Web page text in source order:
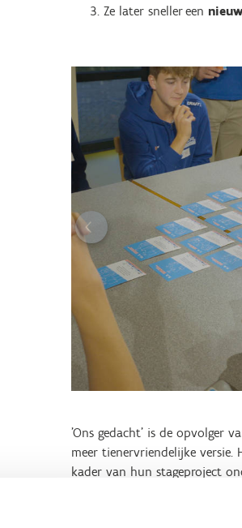
Ze later sneller een
'Ons gedacht' is de opvolger
meer tienervriendelijke
kader van hun stageproject
Je kan het spel downloaden